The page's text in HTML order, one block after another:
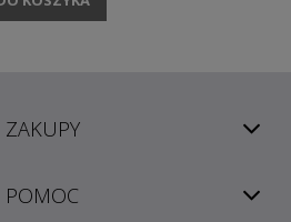
ZAKUPY
POMOC